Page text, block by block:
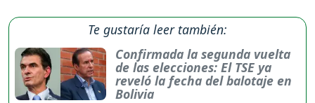
Te gustaría leer también:
Confirmada la segunda vuelta
de las elecciones: El TSE ya
reveló la fecha del balotaje en
Bolivia